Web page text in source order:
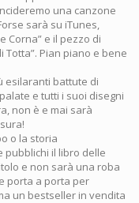
una canzone
sarà su iTunes,
Corna” e il pezzo di
Totta”. Pian piano e bene
esilaranti battute di
e tutti i suoi disegni
non è e mai sarà
o la storia
pubblichi il libro delle
e non sarà una roba
porta a porta per
un bestseller in vendita